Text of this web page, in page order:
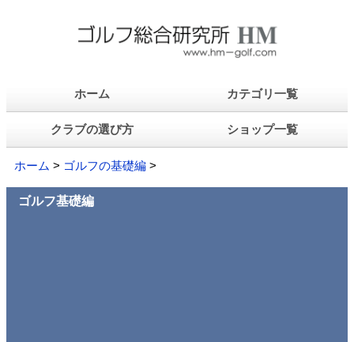
ホーム カテゴリ一覧
クラブの選び方 ショップ一覧
ホーム > ゴルフの基礎編 >
ゴルフ基礎編